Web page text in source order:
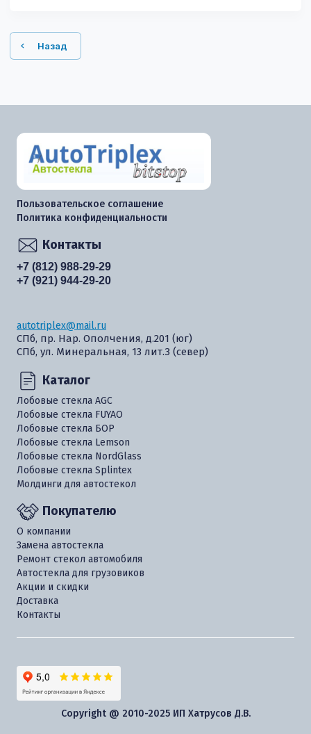
Назад
Пользовательское соглашение
Политика конфиденциальности
Каталог
Лобовые стекла AGC
Лобовые стекла FUYAO
Лобовые стекла БОР
Лобовые стекла Lemson
Лобовые стекла NordGlass
Лобовые стекла Splintex
Молдинги для автостекол
Покупателю
О компании
Замена автостекла
Ремонт стекол автомобиля
Автостекла для грузовиков
Акции и скидки
Доставка
Контакты
Контакты
+7 (812) 988-29-29
+7 (921) 944-29-20
autotriplex@mail.ru
СПб, пр. Нар. Ополчения, д.201 (юг)
СПб, ул. Минеральная, 13 лит.З (север)
Copyright @ 2010-2025 ИП Хатрусов Д.В.